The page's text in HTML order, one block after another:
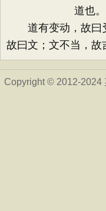
道也。
道有变动，故曰爻
故曰文；文不当，故
Copyright © 2012-2024